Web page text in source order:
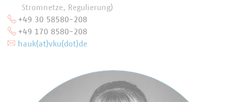
Stromnetze, Regulierung)
+49 30 58580-208
+49 170 8580-208
hauk(at)vku(dot)de